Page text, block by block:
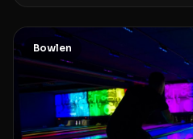
bestemming voor gezinn
Bowlen